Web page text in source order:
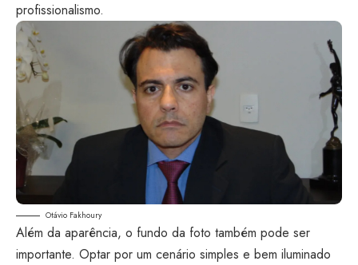
profissionalismo.
Otávio Fakhoury
Além da aparência, o fundo da foto também pode ser
importante. Optar por um cenário simples e bem iluminado